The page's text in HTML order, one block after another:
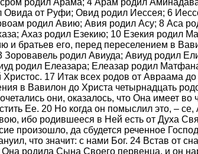
родил Арама; 4 Арам родил
от Руфи; Овид родил Иессея; 6
родил Авию; Авия родил Асу; 8 Аса
Ахаз родил Езекию; 10 Езекия родил
братьев его, перед переселением в
родил Авиуда; Авиуд родил
родил Елеазара; Елеазар родил
17 Итак всех родов от Авраама
в Вавилон до Христа четырнадцать
они, оказалось, что Она имеет
Ее. 20 Но когда он помыслил это, –
ибо родившееся в Ней есть от Духа
произошло, да сбудется реченное
что значит: с нами Бог. 24 Встав от
родила Сына Своего первенца, и он